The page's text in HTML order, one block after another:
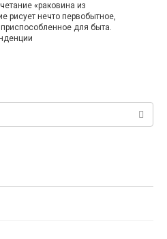
«раковина из
рисует нечто первобытное,
для быта.